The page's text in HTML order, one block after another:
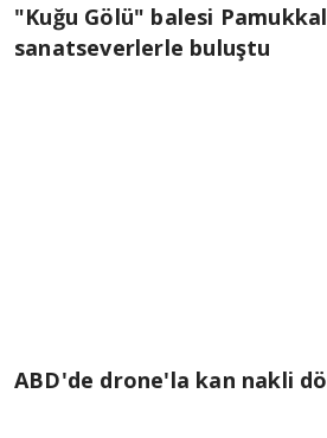
"Kuğu Gölü" balesi
sanatseverlerle buluştu
ABD'de drone'la kan nakli